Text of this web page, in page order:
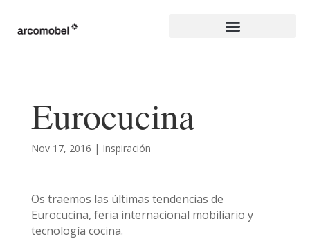
Eurocucina
Nov 17, 2016 | Inspiración
Os traemos las últimas tendencias de
Eurocucina, feria internacional mobiliario y
tecnología cocina.